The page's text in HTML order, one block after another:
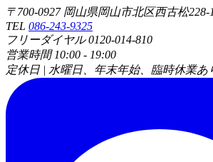
〒700-0927 岡山県岡山市北区西古松228-
TEL 086-243-9325
フリーダイヤル 0120-014-810
営業時間 10:00 - 19:00
定休日 | 水曜日、年末年始、臨時休業あ